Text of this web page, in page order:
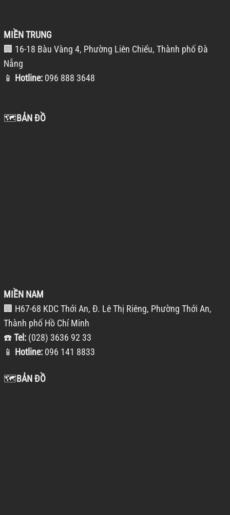
MIỀN TRUNG
🏢 16-18 Bàu Vàng 4, Phường Liên Chiểu, Thành phố Đà
Nẵng
📱 Hotline: 096 888 3648
🗺️BẢN ĐỒ
MIỀN NAM
🏢 H67-68 KDC Thới An, Đ. Lê Thị Riêng, Phường Thới An,
Thành phố Hồ Chí Minh
☎️Tel: (028) 3636 92 33
📱 Hotline: 096 141 8833
🗺️BẢN ĐỒ